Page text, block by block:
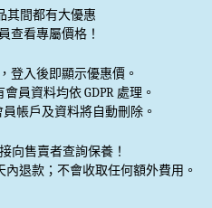
其間都有大優惠
查看專屬價格！
，登入後即顯示優惠價。
會員資料均依 GDPR 處理。
帳戶及資料將自動刪除。
向售賣者查詢保養！
退款；不會收取任何額外費用。